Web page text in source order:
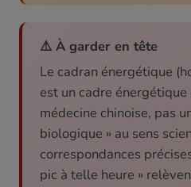
⚠️ À garder en tête
Le cadran énergétique
est un cadre
médecine chinoise, pas
biologique » au sens
correspondances
pic à telle heure »